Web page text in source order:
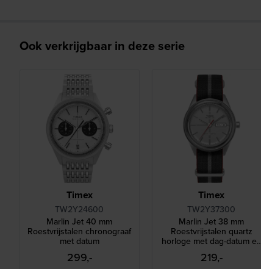
Ook verkrijgbaar in deze serie
Timex
TW2Y24600
Marlin Jet 40 mm
Roestvrijstalen chronograaf
met datum
299,-
Timex
TW2Y37300
Marlin Jet 38 mm
Roestvrijstalen quartz
horloge met dag-datum en
NATO-band
219,-